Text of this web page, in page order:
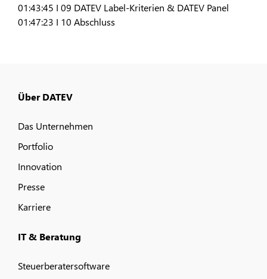
01:43:45 I 09 DATEV Label-Kriterien & DATEV Panel
01:47:23 I 10 Abschluss
Über DATEV
Das Unternehmen
Portfolio
Innovation
Presse
Karriere
IT & Beratung
Steuerberatersoftware